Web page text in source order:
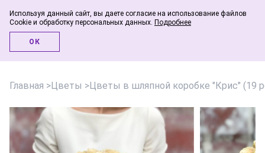
Главная >Цветы >Цветы в шляпной коробке "Крис" (19
Используя данный сайт, вы даете согласие на использование файлов
Cookie и обработку персональных данных. Подробнее
ОК